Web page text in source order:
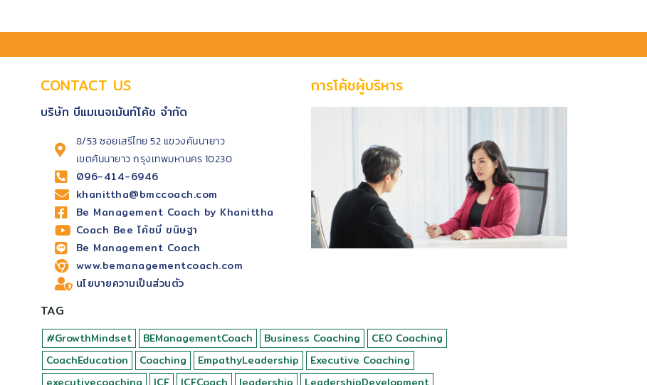
CONTACT US
บริษัท บีแมเนจเม้นท์โค้ช จำกัด
8/53 ซอยเสรีไทย 52 แขวงคันนายาว
เขตคันนายาว กรุงเทพมหานคร 10230
096-414-6946
khanittha@bmccoach.com
Be Management Coach by Khanittha
Coach Bee โค้ชบี ขนิษฐา
Be Management Coach
www.bemanagementcoach.com
นโยบายความเป็นส่วนตัว
การโค้ชผู้บริหาร
TAG
#GrowthMindset BEManagementCoach Business Coaching
CEO Coaching
CoachEducation
Coaching EmpathyLeadership
Executive Coaching